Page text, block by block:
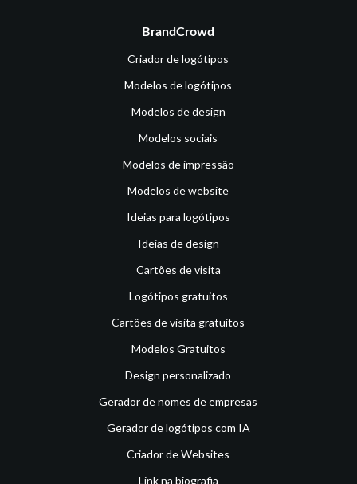
BrandCrowd
Criador de logótipos
Modelos de logótipos
Modelos de design
Modelos sociais
Modelos de impressão
Modelos de website
Ideias para logótipos
Ideias de design
Cartões de visita
Logótipos gratuitos
Cartões de visita gratuitos
Modelos Gratuitos
Design personalizado
Gerador de nomes de empresas
Gerador de logótipos com IA
Criador de Websites
Link na biografia